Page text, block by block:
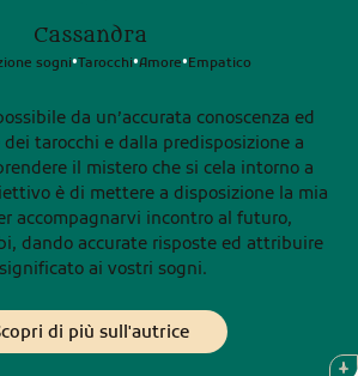
Cassandra
sogni•Tarocchi•Amore•Empatico
da un’accurata conoscenza ed
tarocchi e dalla predisposizione a
il mistero che si cela intorno a
è di mettere a disposizione la mia
accompagnarvi incontro al futuro,
dando accurate risposte ed attribuire
ai vostri sogni.
di più sull'autrice